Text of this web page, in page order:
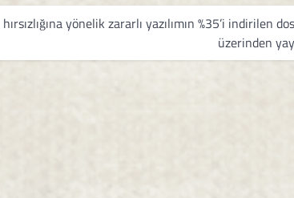
yönelik zararlı yazılımın %35’i indirilen
üzerinden